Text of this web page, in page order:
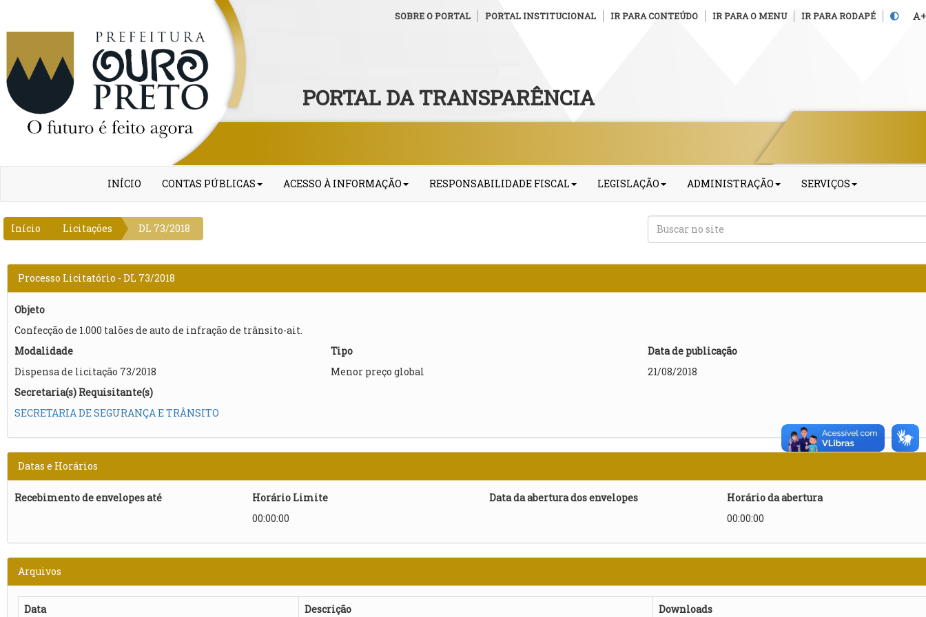
SOBRE O PORTAL PORTAL INSTITUCIONAL IR PARA CONTEÚDO IR PARA O MENU IR PARA RODAPÉ +
PORTAL DA TRANSPARÊNCIA
INÍCIO CONTAS PÚBLICAS ACESSO À INFORMAÇÃO RESPONSABILIDADE FISCAL LEGISLAÇÃO ADMINISTRAÇÃO SERVIÇOS
Início Licitações DL 73/2018
Processo Licitatório - DL 73/2018
Objeto
Confecção de 1.000 talões de auto de infração de trânsito-ait.​
Modalidade
Dispensa de licitação 73/2018
Tipo
Menor preço global
Data de publicação
21/08/2018
Secretaria(s) Requisitante(s)
SECRETARIA DE SEGURANÇA E TRÂNSITO
Datas e Horários
Recebimento de envelopes até
Horário Limite
00:00:00
Data da abertura dos envelopes
Horário da abertura
00:00:00
Arquivos
Data Descrição Downloads